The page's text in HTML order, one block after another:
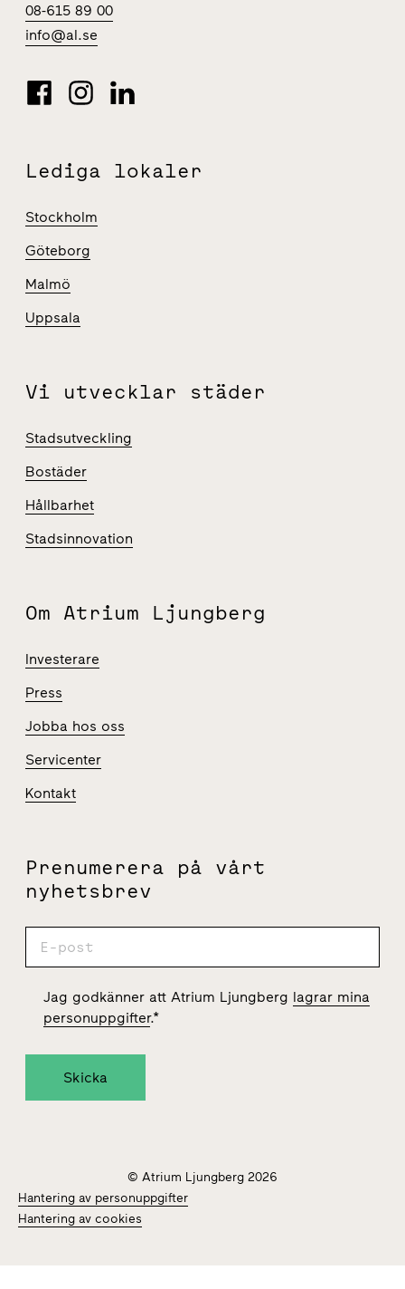
08-615 89 00
info@al.se
Lediga lokaler
Stockholm
Göteborg
Malmö
Uppsala
Vi utvecklar städer
Stadsutveckling
Bostäder
Hållbarhet
Stadsinnovation
Om Atrium Ljungberg
Investerare
Press
Jobba hos oss
Servicenter
Kontakt
Prenumerera på vårt
nyhetsbrev
Jag godkänner att Atrium Ljungberg lagrar mina
personuppgifter.*
© Atrium Ljungberg 2026
Hantering av personuppgifter
Hantering av cookies